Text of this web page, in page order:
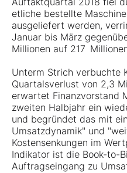
etliche bestellte
ausgeliefert werden,
Januar bis März
Millionen auf 217
Unterm Strich verbuchte
Quartalsverlust von 2,3
erwartet Finanzvorstand
zweiten Halbjahr ein
und begründet das mit
Umsatzdynamik" und
Kostensenkungen im
Indikator ist die Book-to-
Auftragseingang zu